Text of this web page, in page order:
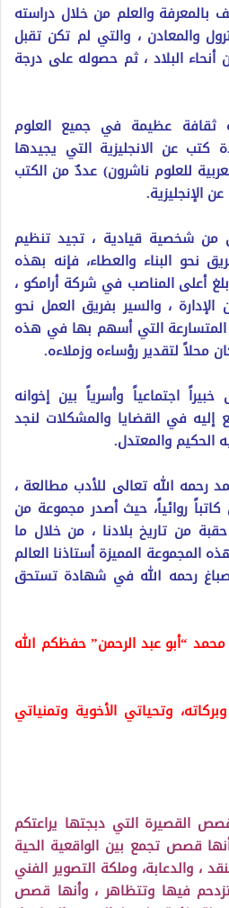
والعلم من خلال دراسته
والمعادن ، والتي لم تكن تقبل
البلاد ، ثم حصوله على درجة
ثقافة عظيمة في جميع العلوم
كتب عن الانجليزية التي يجيدها
للعلوم ناشرون) عددٌ من الكتب
الإنجليزية.
من شخصية قيادية ، تجيد تنظيم
نحو البناء والعطاء، فإنه بهذه
بلغ أعلى المناصب في شركة أرامكو ،
، والسير بفريق العمل نحو
المتسارعة التي أسهم بها في هذه
محلاً لتقدير رؤساءه وزملاءه.
اجتماعياً وأسرياً بين إخوانه
إليه في القضايا والمشكلات لنجد
الحكيم والمعتدل.
الله تعالى للأدب مطالعة ،
روائياً، حيث أصدر مجموعة من
من تاريخ بلادنا ، من خلال ما
المجموعة المميزة أستاذنا العالم
رحمه الله في شهادة تستحق
محمد “أبو عبد الرحمن” حفظكم الله
وتحياتي الأخوية وتمنياتي
القصيرة التي دبجتها يراعتكم
قصص تجمع بين الواقعية الحية
، والدعابة، وملكة التصوير الفني
تزدحم فيها وتتظاهر ، وأنها قصص